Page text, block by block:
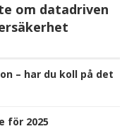
om datadriven
– har du koll på det
för 2025